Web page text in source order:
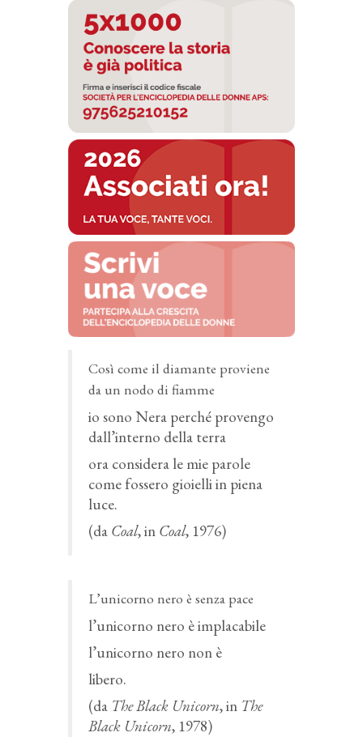
Così come il diamante proviene
da un nodo di fiamme
io sono Nera perché provengo
dall’interno della terra
ora considera le mie parole
come fossero gioielli in piena
luce.
(da Coal, in Coal, 1976)
L’unicorno nero è senza pace
l’unicorno nero è implacabile
l’unicorno nero non è
libero.
(da The Black Unicorn, in The
Black Unicorn, 1978)